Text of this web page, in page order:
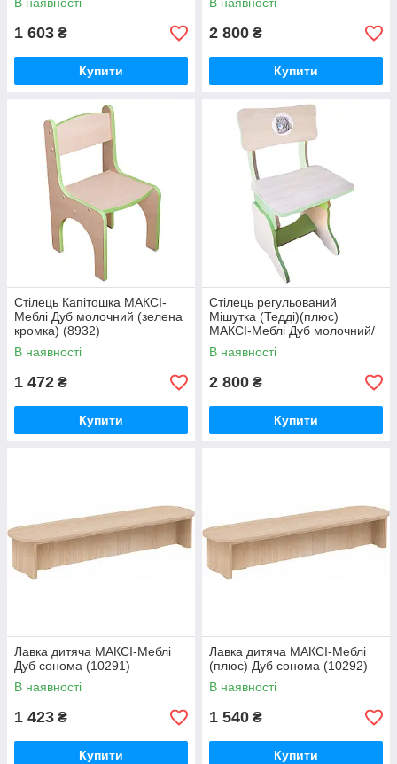
1 603 ₴
Купити
2 800 ₴
Купити
Стілець Капітошка МАКСІ-
Меблі Дуб молочний (зелена
кромка) (8932)
В наявності
1 472 ₴
Купити
Стілець регульований
Мішутка (Тедді)(плюс)
МАКСІ-Меблі Дуб молочний/
Зелена вода (10455)
В наявності
2 800 ₴
Купити
Лавка дитяча МАКСІ-Меблі
Дуб сонома (10291)
В наявності
1 423 ₴
Купити
Лавка дитяча МАКСІ-Меблі
(плюс) Дуб сонома (10292)
В наявності
1 540 ₴
Купити